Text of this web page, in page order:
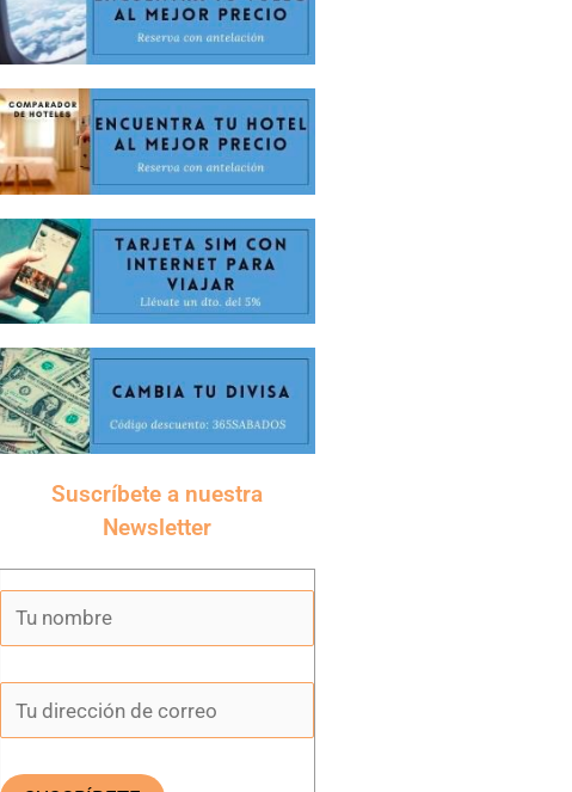
Suscríbete a nuestra
Newsletter